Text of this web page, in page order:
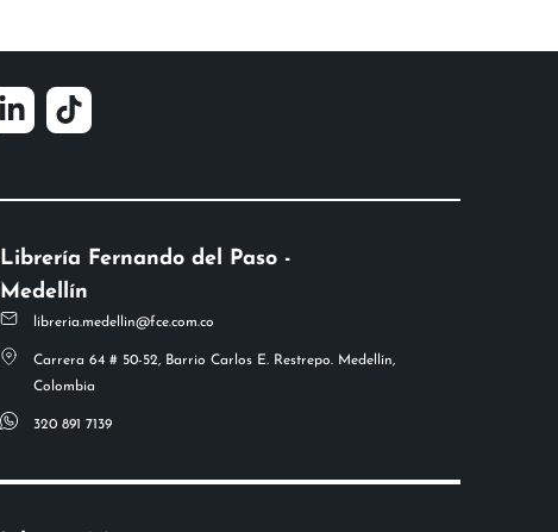
Librería Fernando del Paso -
Medellín
libreria.medellin@fce.com.co
Carrera 64 # 50-52, Barrio Carlos E. Restrepo. Medellín,
Colombia
320 891 7139